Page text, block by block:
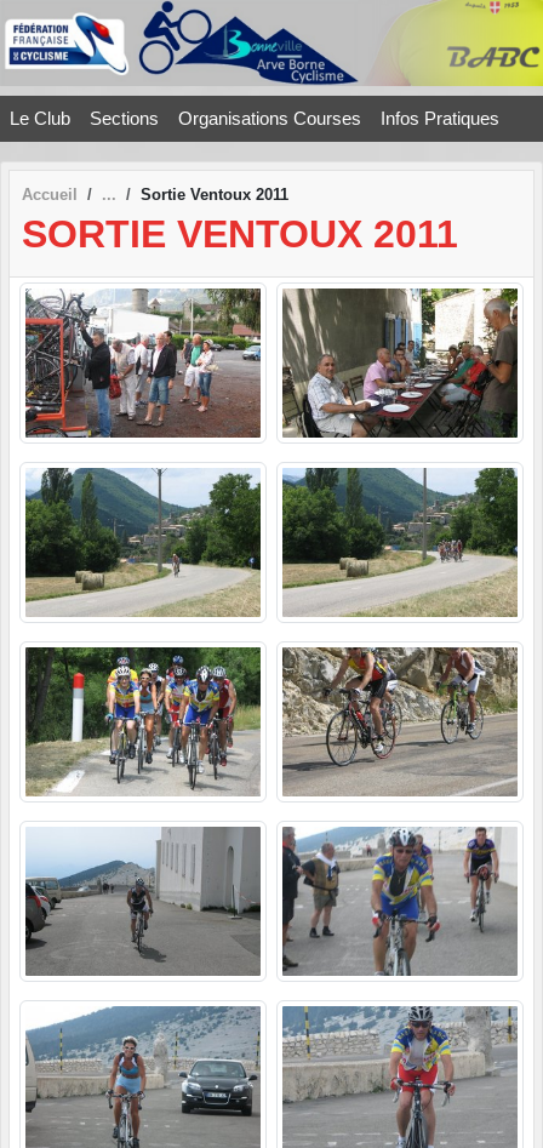
Le Club Sections Organisations Courses Infos Pratiques
Accueil Sortie Ventoux 2011
SORTIE VENTOUX 2011
Panneau de gestion des cookies